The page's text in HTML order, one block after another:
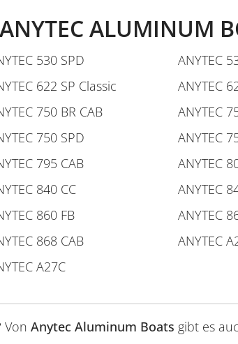
ALUMINUM
530 SPD ANYTEC
622 SP Classic ANYTEC
750 BR CAB ANYTEC
750 SPD ANYTEC
795 CAB ANYTEC
840 CC ANYTEC
860 FB ANYTEC
868 CAB ANYTEC
A27C
Von Anytec Aluminum Boats gibt es